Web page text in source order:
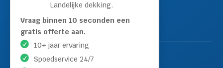
Landelijke dekking.
Vraag binnen 10 seconden een
gratis offerte aan.
10+ jaar ervaring
Spoedservice 24/7
Loodgieter Leidschendam
Loodgieter Hilversum